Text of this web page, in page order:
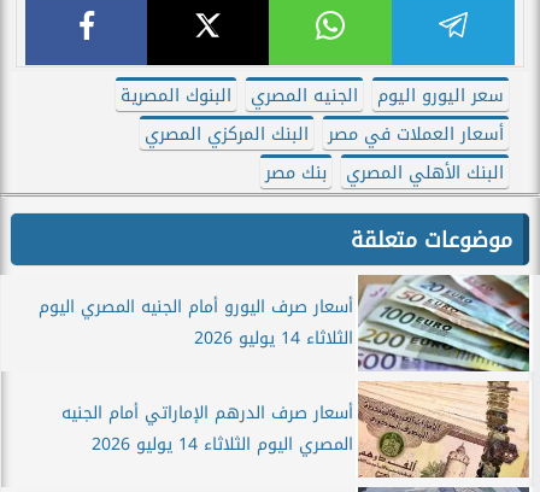
سعر اليورو اليوم الجنيه المصري
البنوك المصرية
أسعار العملات في مصر
البنك المركزي المصري
البنك الأهلي المصري
بنك مصر
موضوعات متعلقة
أسعار صرف اليورو أمام الجنيه المصري اليوم
الثلاثاء 14 يوليو 2026
أسعار صرف الدرهم الإماراتي أمام الجنيه
المصري اليوم الثلاثاء 14 يوليو 2026